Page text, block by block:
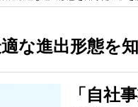
適な進出形態
「自社